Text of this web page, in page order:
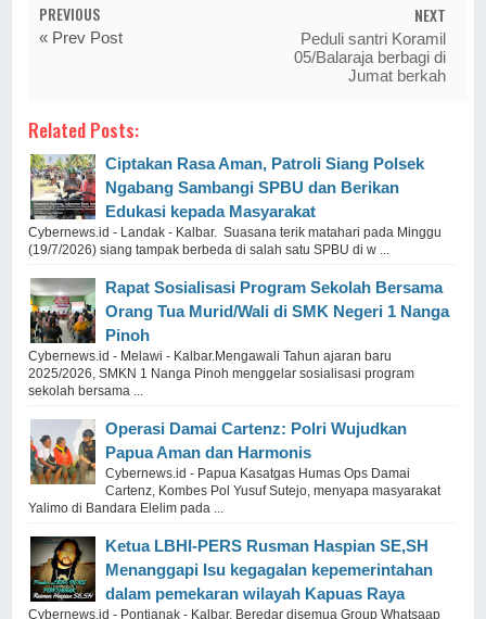
PREVIOUS
« Prev Post
NEXT
Peduli santri Koramil
05/Balaraja berbagi di
Jumat berkah
Related Posts:
Ciptakan Rasa Aman, Patroli Siang Polsek
Ngabang Sambangi SPBU dan Berikan
Edukasi kepada Masyarakat
Cybernews.id - Landak - Kalbar. Suasana terik matahari pada Minggu
(19/7/2026) siang tampak berbeda di salah satu SPBU di w ...
Rapat Sosialisasi Program Sekolah Bersama
Orang Tua Murid/Wali di SMK Negeri 1 Nanga
Pinoh
Cybernews.id - Melawi - Kalbar.Mengawali Tahun ajaran baru
2025/2026, SMKN 1 Nanga Pinoh menggelar sosialisasi program
sekolah bersama ...
Operasi Damai Cartenz: Polri Wujudkan
Papua Aman dan Harmonis
Cybernews.id - Papua Kasatgas Humas Ops Damai
Cartenz, Kombes Pol Yusuf Sutejo, menyapa masyarakat
Yalimo di Bandara Elelim pada ...
Ketua LBHI-PERS Rusman Haspian SE,SH
Menanggapi Isu kegagalan kepemerintahan
dalam pemekaran wilayah Kapuas Raya
Cybernews.id - Pontianak - Kalbar. Beredar disemua Group Whatsaap